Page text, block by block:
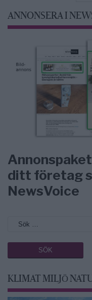
ANNONSERA I
ditt företag
NewsVoice
KLIMAT MILJÖ